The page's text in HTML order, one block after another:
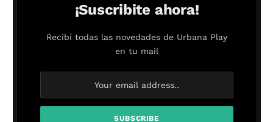
¡Suscribite ahora!
Recibí todas las novedades de Urbana Play
en tu mail